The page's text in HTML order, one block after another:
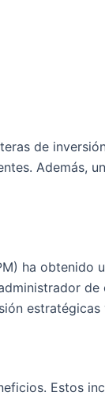
de
Además,
ha obtenido
estratégicas
Estos